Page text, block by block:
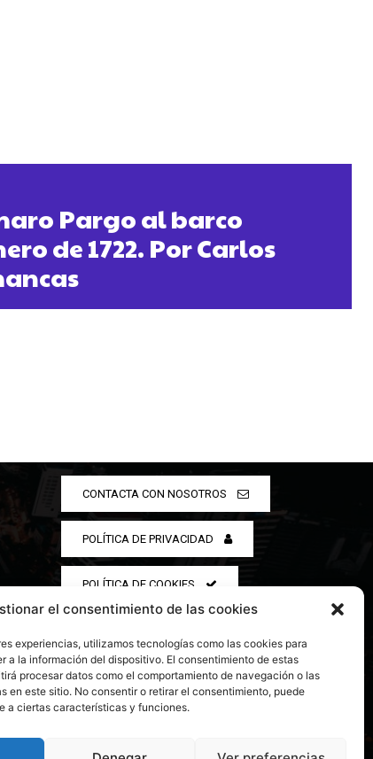
el consentimiento de las cookies
experiencias, utilizamos tecnologías como las cookies para
a la información del dispositivo. El consentimiento de estas
procesar datos como el comportamiento de navegación o las
en este sitio. No consentir o retirar el consentimiento, puede
a ciertas características y funciones.
Pargo al barco
de 1722. Por Carlos
CONTACTA CON NOSOTROS
POLÍTICA DE PRIVACIDAD
POLÍTICA DE COOKIES